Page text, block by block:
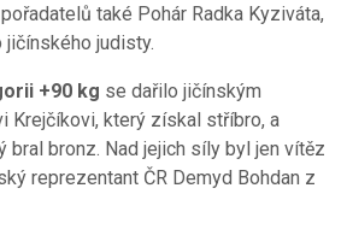
také Pohár Radka Kyziváta,
judisty.
+90 kg se dařilo jičínským
Krejčíkovi, který získal stříbro, a
bral bronz. Nad jejich síly byl jen vítěz
reprezentant ČR Demyd Bohdan z